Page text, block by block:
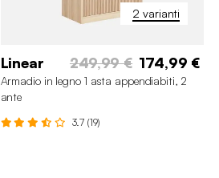
2 varianti
Linear 249,99 € 174,99 €
Armadio in legno 1 asta appendiabiti, 2
ante
3.7 (19)